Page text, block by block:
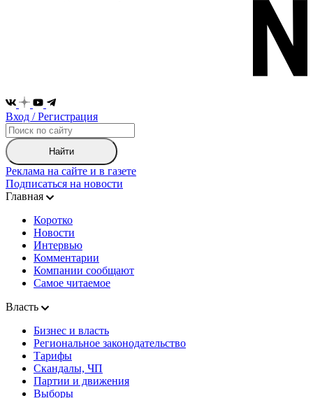
Вход / Регистрация
Найти
Реклама на сайте и в газете
Подписаться на новости
Главная
Коротко
Новости
Интервью
Комментарии
Компании сообщают
Самое читаемое
Власть
Бизнес и власть
Региональное законодательство
Тарифы
Скандалы, ЧП
Партии и движения
Выборы